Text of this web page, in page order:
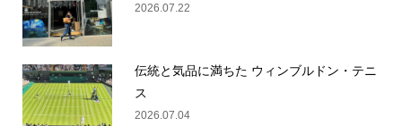
2026.07.22
伝統と気品に満ちた ウィンブルドン・テニ
ス
2026.07.04